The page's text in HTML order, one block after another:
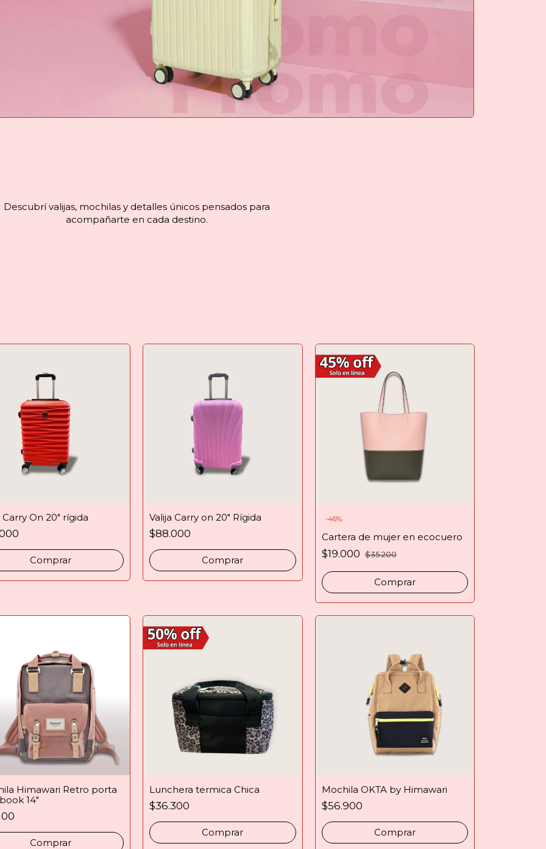
Descubrí valijas, mochilas y detalles únicos pensados para
acompañarte en cada destino.
Carry On 20" rígida
Comprar
Valija Carry on 20" Rígida
$88.000
Comprar
-46%
Cartera de mujer en ecocuero
$19.000 $35.200
Comprar
Himawari Retro porta
14″
Comprar
Lunchera termica Chica
$36.300
Comprar
Mochila OKTA by Himawari
$56.900
Comprar